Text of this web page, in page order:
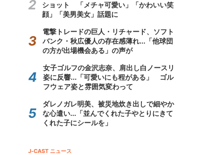
ショット 「メチャ可愛い」「かわいい笑
顔」「美男美女」話題に
電撃トレードの巨人・リチャード、ソフト
バンク・秋広優人の存在感薄れ...「他球団
の方が出場機会ある」の声が
女子ゴルフの金沢志奈、肩出し白ノースリ
姿に反響...「可愛いにも程がある」 ゴル
フウェア姿と雰囲気変わって
ダレノガレ明美、被災地炊き出しで細やか
な心遣い...「並んでくれた子やとりにきて
くれた子にシールを」
J-CAST ニュース